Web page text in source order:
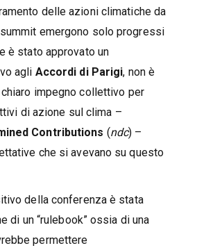
delle azioni climatiche da
emergono solo progressi
è stato approvato un
agli Accordi di Parigi, non è
impegno collettivo per
di azione sul clima –
Contributions (ndc) –
che si avevano su questo
della conferenza è stata
di un “rulebook” ossia di una
permettere